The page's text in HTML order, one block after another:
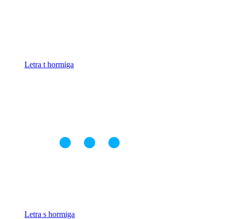
Letra t hormiga
Letra s hormiga